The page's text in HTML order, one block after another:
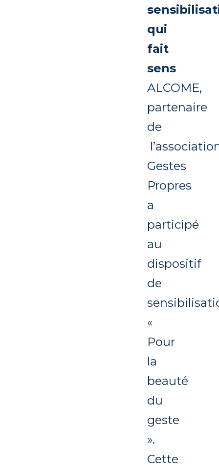
qui
fait
sens
ALCOME,
partenaire
de
Gestes
Propres
a
participé
au
dispositif
de
«
Pour
la
beauté
du
geste
».
Cette